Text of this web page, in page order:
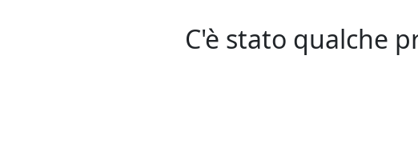
C'è stato qualche